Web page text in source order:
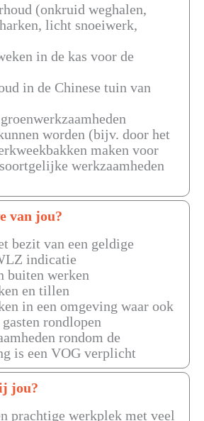
(onkruid weghalen,
licht snoeiwerk,
in de kas voor de
in de Chinese tuin van
worden (bijv. door het
maken voor
werkzaamheden
van jou?
bezit van een geldige
indicatie
buiten werken
en tillen
in een omgeving waar ook
rondlopen
rondom de
is een VOG verplicht
jou?
prachtige werkplek met veel